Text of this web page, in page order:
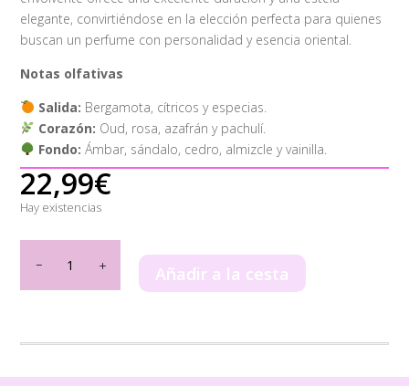
elegante, convirtiéndose en la elección perfecta para quienes
buscan un perfume con personalidad y esencia oriental.
Notas olfativas
Salida: Bergamota, cítricos y especias.
Corazón: Oud, rosa, azafrán y pachulí.
Fondo: Ámbar, sándalo, cedro, almizcle y vainilla.
22,99€
Hay existencias
Oud
Ard
cantidad
Añadir a la cesta